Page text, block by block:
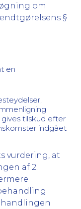
om
§
en
tilskud efter
indgået
vurdering, at
af 2.